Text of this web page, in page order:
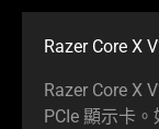
Razer Core X
Razer Core X
PCIe 顯示卡